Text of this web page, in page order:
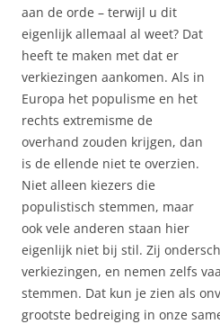
aan de orde – terwijl u dit
eigenlijk allemaal al weet? Dat
heeft te maken met dat er
verkiezingen aankomen. Als in
Europa het populisme en het
rechts extremisme de
overhand zouden krijgen, dan
is de ellende niet te overzien.
Niet alleen kiezers die
populistisch stemmen, maar
ook vele anderen staan hier
eigenlijk niet bij stil. Zij
verkiezingen, en nemen zelfs
stemmen. Dat kun je zien als
grootste bedreiging in onze